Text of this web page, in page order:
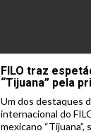
FILO traz
“Tijuana” pela
Um dos destaques
internacional do
mexicano